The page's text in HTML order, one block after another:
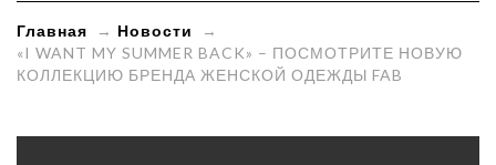
MY
SUMMER
Главная → Новости
→
«I WANT MY SUMMER BACK» – ПОСМОТРИТЕ НОВУЮ
КОЛЛЕКЦИЮ БРЕНДА ЖЕНСКОЙ ОДЕЖДЫ FAB